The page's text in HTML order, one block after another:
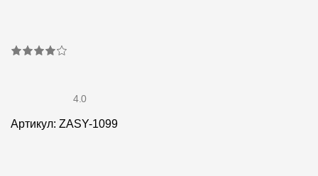
Сайдинг
4.0
Артикул: ZASY-1099